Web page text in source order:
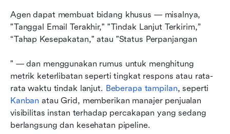
Agen dapat membuat bidang khusus — misalnya,
"Tanggal Email Terakhir," "Tindak Lanjut Terkirim,”
“Tahap Kesepakatan," atau "Status Perpanjangan
" — dan menggunakan rumus untuk menghitung
metrik keterlibatan seperti tingkat respons atau rata-
rata waktu tindak lanjut. Beberapa tampilan
Kanban atau Grid, memberikan manajer penjualan
visibilitas instan terhadap percakapan yang sedang
berlangsung dan kesehatan pipeline.